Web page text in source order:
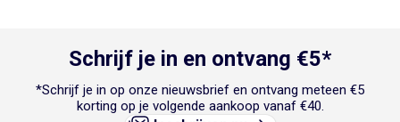
Schrijf je in en ontvang €5*
*Schrijf je in op onze nieuwsbrief en ontvang meteen €5
korting op je volgende aankoop vanaf €40.